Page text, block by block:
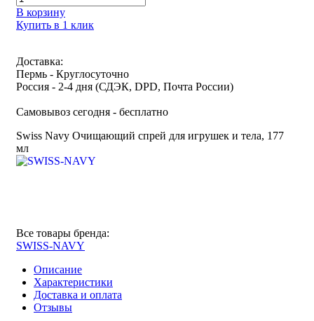
В корзину
Купить в 1 клик
Доставка:
Пермь - Круглосуточно
Россия - 2-4 дня (СДЭК, DPD, Почта России)
Самовывоз сегодня - бесплатно
Swiss Navy Очищающий спрей для игрушек и тела, 177
мл
Все товары бренда:
SWISS-NAVY
Описание
Характеристики
Доставка и оплата
Отзывы